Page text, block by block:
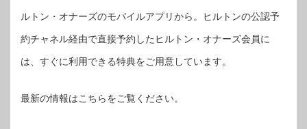
ルトン・オナーズのモバイルアプリから。ヒルトンの公認予
約チャネル経由で直接予約したヒルトン・オナーズ会員に
は、すぐに利用できる特典をご用意しています。
最新の情報はこちらをご覧ください。